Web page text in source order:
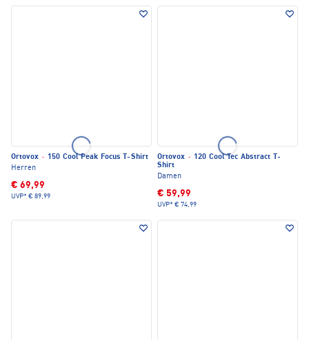
Ortovox · 150 Cool Peak Focus T-Shirt
Herren
€ 69,99
UVP* € 89,99
Ortovox · 120 Cool Tec Abstract T-
Shirt
Damen
€ 59,99
UVP* € 74,99